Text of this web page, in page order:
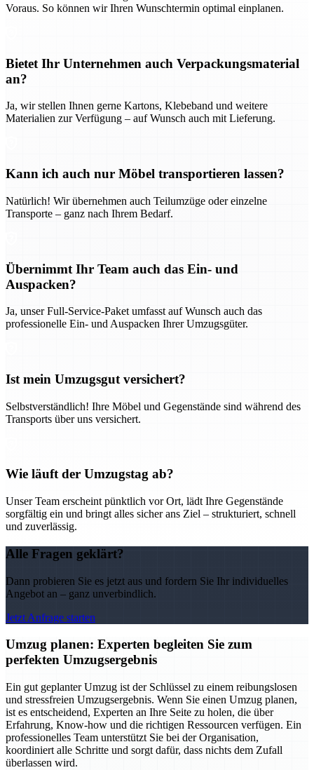
Voraus. So können wir Ihren Wunschtermin optimal einplanen.
Bietet Ihr Unternehmen auch Verpackungsmaterial
an?
Ja, wir stellen Ihnen gerne Kartons, Klebeband und weitere
Materialien zur Verfügung – auf Wunsch auch mit Lieferung.
Kann ich auch nur Möbel transportieren lassen?
Natürlich! Wir übernehmen auch Teilumzüge oder einzelne
Transporte – ganz nach Ihrem Bedarf.
Übernimmt Ihr Team auch das Ein- und
Auspacken?
Ja, unser Full-Service-Paket umfasst auf Wunsch auch das
professionelle Ein- und Auspacken Ihrer Umzugsgüter.
Ist mein Umzugsgut versichert?
Selbstverständlich! Ihre Möbel und Gegenstände sind während des
Transports über uns versichert.
Wie läuft der Umzugstag ab?
Unser Team erscheint pünktlich vor Ort, lädt Ihre Gegenstände
sorgfältig ein und bringt alles sicher ans Ziel – strukturiert, schnell
und zuverlässig.
Alle Fragen geklärt?
Dann probieren Sie es jetzt aus und fordern Sie Ihr individuelles
Angebot an – ganz unverbindlich.
Jetzt Anfrage starten
Umzug planen: Experten begleiten Sie zum
perfekten Umzugsergebnis
Ein gut geplanter Umzug ist der Schlüssel zu einem reibungslosen
und stressfreien Umzugsergebnis. Wenn Sie einen Umzug planen,
ist es entscheidend, Experten an Ihre Seite zu holen, die über
Erfahrung, Know-how und die richtigen Ressourcen verfügen. Ein
professionelles Team unterstützt Sie bei der Organisation,
koordiniert alle Schritte und sorgt dafür, dass nichts dem Zufall
überlassen wird.